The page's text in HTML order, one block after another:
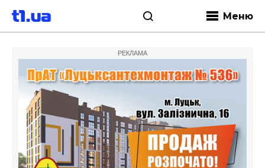
Меню
РЕКЛАМА